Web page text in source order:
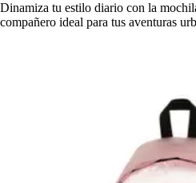
Dinamiza tu estilo diario con la
compañero ideal para tus aventuras